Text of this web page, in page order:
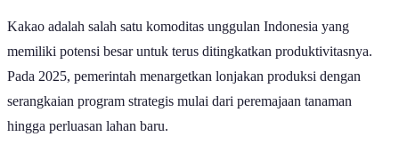
Kakao adalah salah satu komoditas unggulan Indonesia yang
memiliki potensi besar untuk terus ditingkatkan produktivitasnya.
Pada 2025, pemerintah menargetkan lonjakan produksi dengan
serangkaian program strategis mulai dari peremajaan tanaman
hingga perluasan lahan baru.